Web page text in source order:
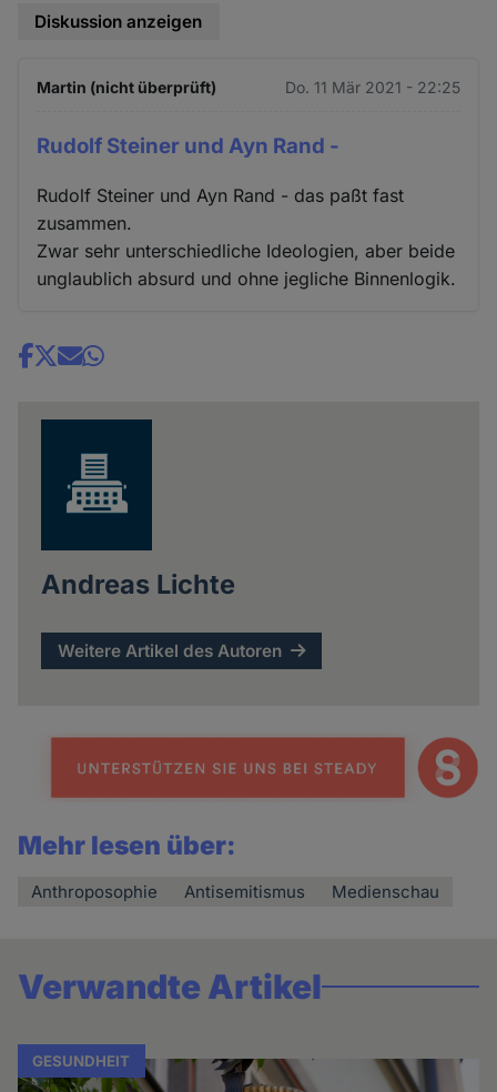
Diskussion anzeigen
Martin (nicht überprüft) Do. 11 Mär 2021 - 22:25
Rudolf Steiner und Ayn Rand -
Rudolf Steiner und Ayn Rand - das paßt fast
zusammen.
Zwar sehr unterschiedliche Ideologien, aber beide
unglaublich absurd und ohne jegliche Binnenlogik.
Share
Andreas Lichte
Weitere Artikel des Autoren
Mehr lesen über:
Anthroposophie Antisemitismus Medienschau
Verwandte Artikel
GESUNDHEIT